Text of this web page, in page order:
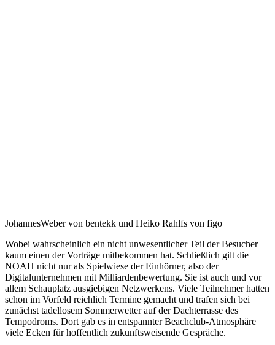
JohannesWeber von bentekk und Heiko Rahlfs von figo
Wobei wahrscheinlich ein nicht unwesentlicher Teil der Besucher
kaum einen der Vorträge mitbekommen hat. Schließlich gilt die
NOAH nicht nur als Spielwiese der Einhörner, also der
Digitalunternehmen mit Milliardenbewertung. Sie ist auch und vor
allem Schauplatz ausgiebigen Netzwerkens. Viele Teilnehmer hatten
schon im Vorfeld reichlich Termine gemacht und trafen sich bei
zunächst tadellosem Sommerwetter auf der Dachterrasse des
Tempodroms. Dort gab es in entspannter Beachclub-Atmosphäre
viele Ecken für hoffentlich zukunftsweisende Gespräche.